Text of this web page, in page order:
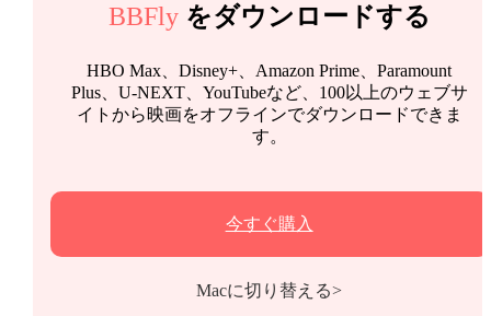
BBFly をダウンロードする
HBO Max、Disney+、Amazon Prime、Paramount
Plus、U-NEXT、YouTubeなど、100以上のウェブサ
イトから映画をオフラインでダウンロードできま
す。
今すぐ購入
Macに切り替える>